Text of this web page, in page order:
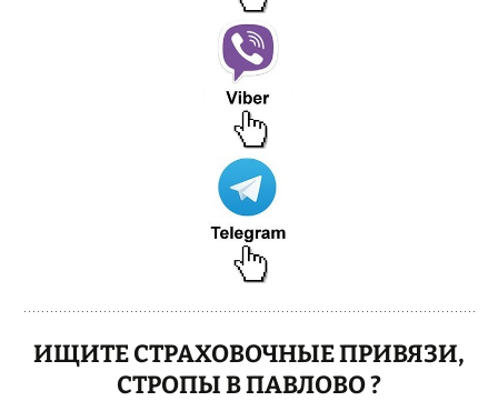
ИЩИТЕ СТРАХОВОЧНЫЕ ПРИВЯЗИ,
СТРОПЫ В ПАВЛОВО ?